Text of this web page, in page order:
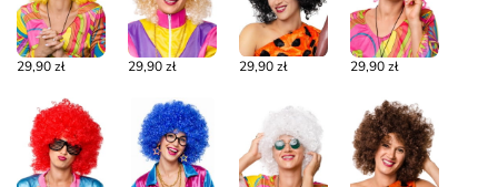
29,90 zł 29,90 zł 29,90 zł 29,90 zł